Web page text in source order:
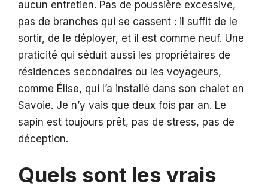
aucun entretien. Pas de poussière excessive,
pas de branches qui se cassent : il suffit de le
sortir, de le déployer, et il est comme neuf. Une
praticité qui séduit aussi les propriétaires de
résidences secondaires ou les voyageurs,
comme Élise, qui l’a installé dans son chalet en
Savoie. Je n’y vais que deux fois par an. Le
sapin est toujours prêt, pas de stress, pas de
déception.
Quels sont les vrais